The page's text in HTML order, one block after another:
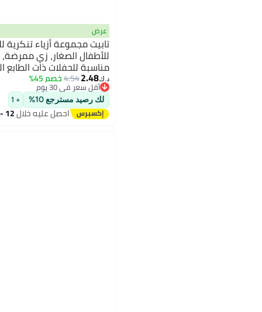
عرض
تابيت مجموعة أزياء
للأطفال الصغار، زي ممرضة،
مناسبة للحفلات ذات الطابع
التنكر
د.ك‏2.48
4.54خصم 45%
أقل سعر في 30 يوم
أقل سعر في 30 يوم
لك رصيد مسترجع 10% + 1
احصل عليه خلال12 - 13 اغسطس